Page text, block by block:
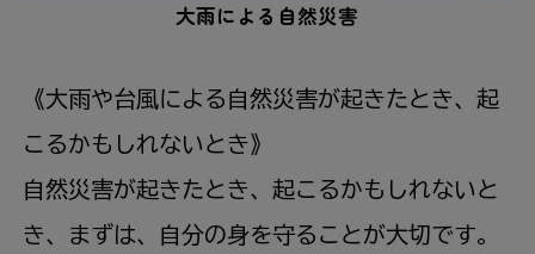
大雨による 自然災害
《大雨や台風による 自然災害が起きたとき、起
こるかもしれないとき》
自然災害が起きたとき、起こるかもしれないと
き、まずは、 自分の身を守ることが大切です。